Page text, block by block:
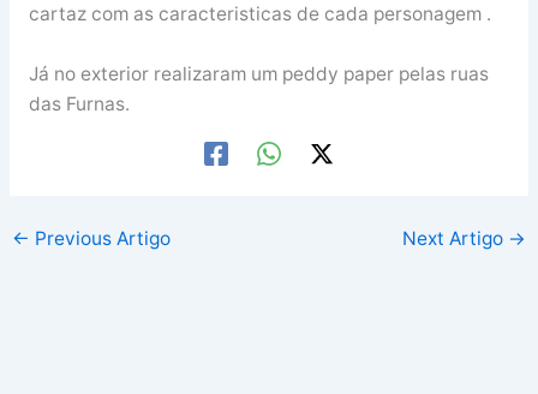
cartaz com as caracteristicas de cada personagem .
Já no exterior realizaram um peddy paper pelas ruas
das Furnas.
← Previous Artigo Next Artigo →